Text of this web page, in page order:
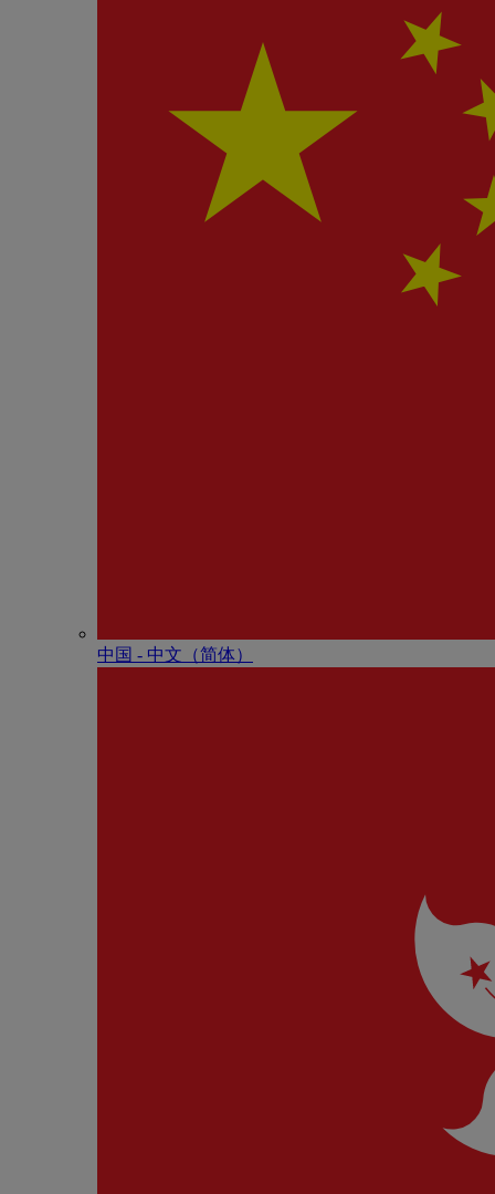
中国 - 中⽂（简体）